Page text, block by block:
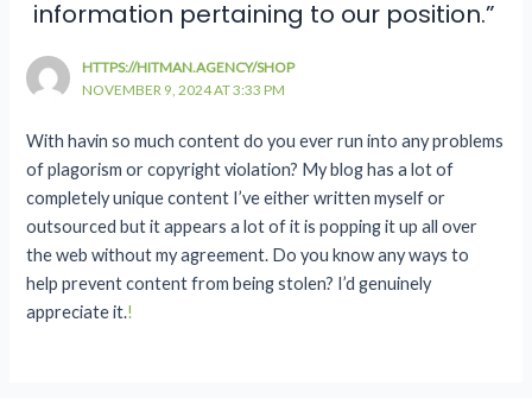
information pertaining to our position.”
HTTPS://HITMAN.AGENCY/SHOP
NOVEMBER 9, 2024 AT 3:33 PM
With havin so much content do you ever run into any problems
of plagorism or copyright violation? My blog has a lot of
completely unique content I’ve either written myself or
outsourced but it appears a lot of it is popping it up all over
the web without my agreement. Do you know any ways to
help prevent content from being stolen? I’d genuinely
appreciate it.!